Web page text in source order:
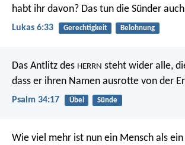
habt ihr davon? Das tun die Sünder
Lukas 6:33 Gerechtigkeit Belohnung
Das Antlitz des HERRN steht wider alle,
dass er ihren Namen ausrotte von der
Psalm 34:17 Übel Sünde
Wie viel mehr ist nun ein Mensch als